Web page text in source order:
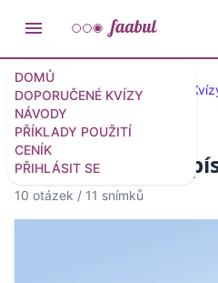
DOMŮ
DOPORUČENÉ KVÍZY
NÁVODY
PŘÍKLADY POUŽITÍ
CENÍK
PŘIHLÁSIT SE
Doporučené kvízy a testy
Kvíz: Poznávání
10 otázek / 11 snímků